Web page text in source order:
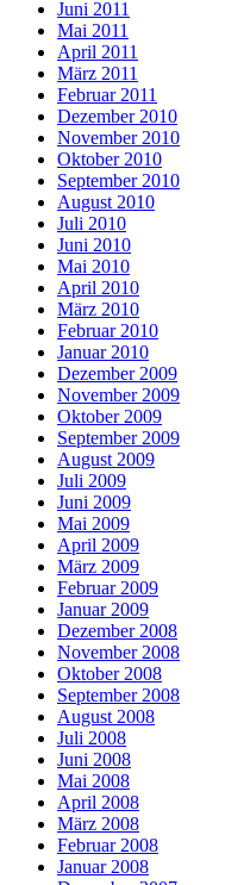
Juni 2011
Mai 2011
April 2011
März 2011
Februar 2011
Dezember 2010
November 2010
Oktober 2010
September 2010
August 2010
Juli 2010
Juni 2010
Mai 2010
April 2010
März 2010
Februar 2010
Januar 2010
Dezember 2009
November 2009
Oktober 2009
September 2009
August 2009
Juli 2009
Juni 2009
Mai 2009
April 2009
März 2009
Februar 2009
Januar 2009
Dezember 2008
November 2008
Oktober 2008
September 2008
August 2008
Juli 2008
Juni 2008
Mai 2008
April 2008
März 2008
Februar 2008
Januar 2008